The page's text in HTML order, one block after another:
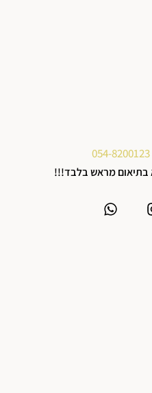
בתיאום מראש בלבד!!!
נגישות